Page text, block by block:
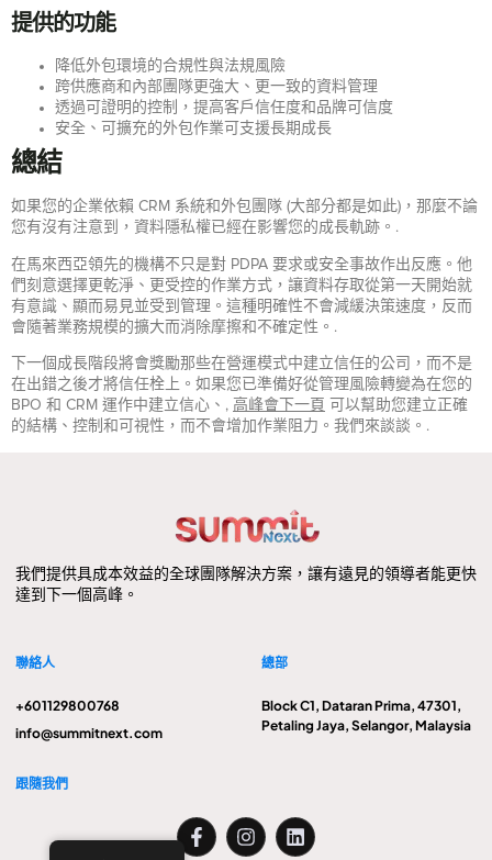
提供的功能
降低外包環境的合規性與法規風險
跨供應商和內部團隊更強大、更一致的資料管理
透過可證明的控制，提高客戶信任度和品牌可信度
安全、可擴充的外包作業可支援長期成長
總結
如果您的企業依賴 CRM 系統和外包團隊 (大部分都是如此)，那麼不論
您有沒有注意到，資料隱私權已經在影響您的成長軌跡。.
在馬來西亞領先的機構不只是對 PDPA 要求或安全事故作出反應。他
們刻意選擇更乾淨、更受控的作業方式，讓資料存取從第一天開始就
有意識、顯而易見並受到管理。這種明確性不會減緩決策速度，反而
會隨著業務規模的擴大而消除摩擦和不確定性。.
下一個成長階段將會獎勵那些在營運模式中建立信任的公司，而不是
在出錯之後才將信任栓上。如果您已準備好從管理風險轉變為在您的
BPO 和 CRM 運作中建立信心、, 高峰會下一頁 可以幫助您建立正確
的結構、控制和可視性，而不會增加作業阻力。我們來談談。.
我們提供具成本效益的全球團隊解決方案，讓有遠見的領導者能更快
達到下一個高峰。
聯絡人
+601129800768
info@summitnext.com
總部
Block C1, Dataran Prima, 47301,
Petaling Jaya, Selangor, Malaysia
跟隨我們